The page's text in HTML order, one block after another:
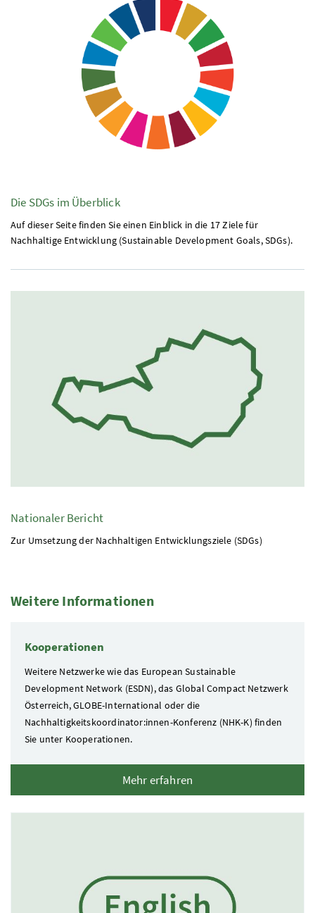
Die SDGs im Überblick
Auf dieser Seite finden Sie einen Einblick in die 17 Ziele für
Nachhaltige Entwicklung (Sustainable Development Goals,SDGs).
Nationaler Bericht
Zur Umsetzung der Nachhaltigen Entwicklungsziele (SDGs)
Weitere Informationen
Kooperationen
Weitere Netzwerke wie das European Sustainable
Development Network (ESDN), das Global Compact Netzwerk
Österreich, GLOBE-International oder die
Nachhaltigkeitskoordinator:innen-Konferenz (NHK-K) finden
Sie unter Kooperationen.
Mehr erfahren